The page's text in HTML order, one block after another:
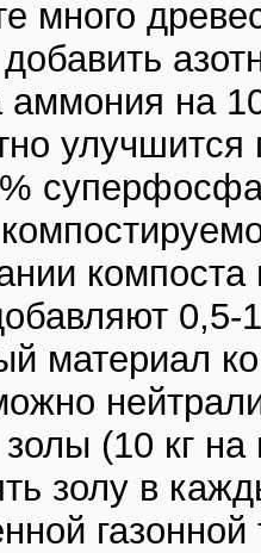
много
на
0,5-
материал
(10 кг
золу в